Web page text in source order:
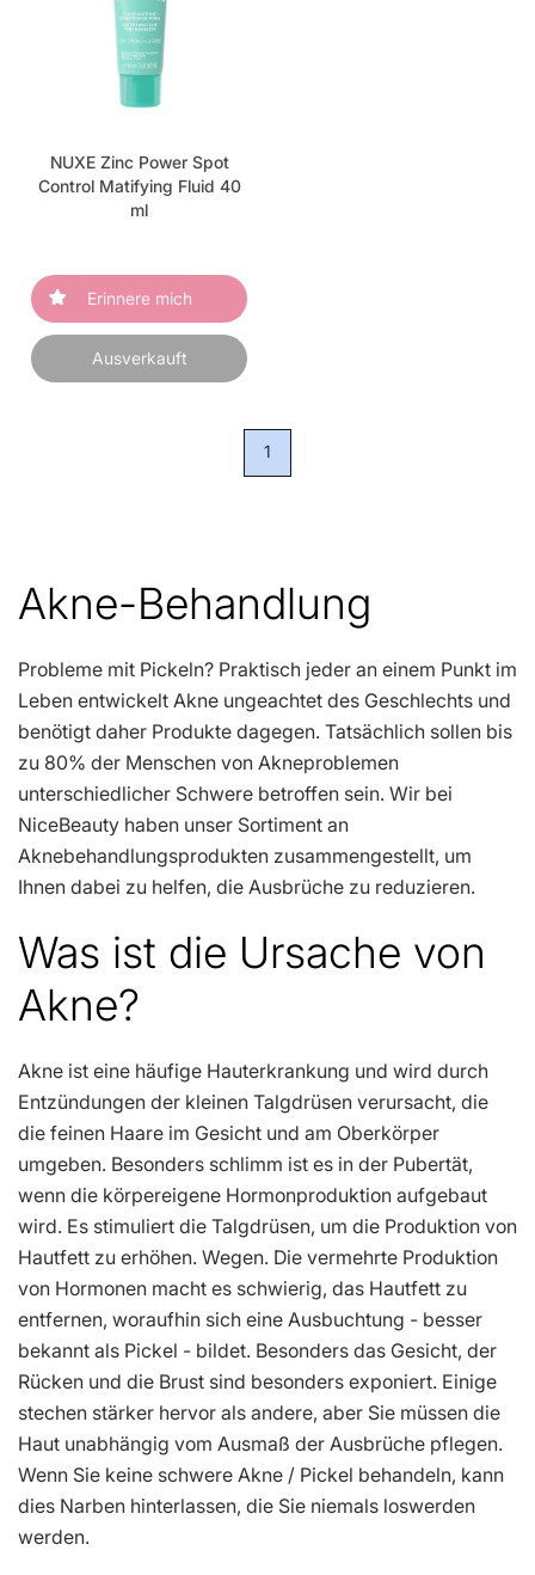
NUXE Zinc Power Spot
Control Matifying Fluid 40
ml
Erinnere mich
Ausverkauft
1
Akne-Behandlung
Probleme mit Pickeln? Praktisch jeder an einem Punkt im
Leben entwickelt Akne ungeachtet des Geschlechts und
benötigt daher Produkte dagegen. Tatsächlich sollen bis
zu 80% der Menschen von Akneproblemen
unterschiedlicher Schwere betroffen sein. Wir bei
NiceBeauty haben unser Sortiment an
Aknebehandlungsprodukten zusammengestellt, um
Ihnen dabei zu helfen, die Ausbrüche zu reduzieren.
Was ist die Ursache von
Akne?
Akne ist eine häufige Hauterkrankung und wird durch
Entzündungen der kleinen Talgdrüsen verursacht, die
die feinen Haare im Gesicht und am Oberkörper
umgeben. Besonders schlimm ist es in der Pubertät,
wenn die körpereigene Hormonproduktion aufgebaut
wird. Es stimuliert die Talgdrüsen, um die Produktion von
Hautfett zu erhöhen. Wegen. Die vermehrte Produktion
von Hormonen macht es schwierig, das Hautfett zu
entfernen, woraufhin sich eine Ausbuchtung - besser
bekannt als Pickel - bildet. Besonders das Gesicht, der
Rücken und die Brust sind besonders exponiert. Einige
stechen stärker hervor als andere, aber Sie müssen die
Haut unabhängig vom Ausmaß der Ausbrüche pflegen.
Wenn Sie keine schwere Akne / Pickel behandeln, kann
dies Narben hinterlassen, die Sie niemals loswerden
werden.